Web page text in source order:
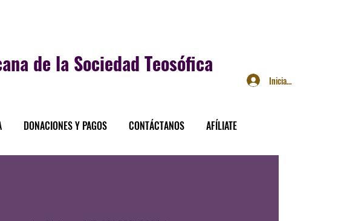
de la Sociedad Teosófica
DONACIONES Y PAGOS CONTÁCTANOS AFÍLIATE
Iniciar sesión